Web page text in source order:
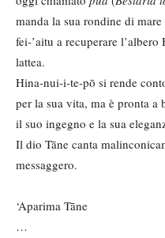
manda la sua rondine di
fei-’aitu a recuperare
lattea.
Hina-nui-i-te-pō si rende
per la sua vita, ma è pronta a
il suo ingegno e la sua
Il dio Tāne canta
messaggero.
‘Aparima Tāne
…